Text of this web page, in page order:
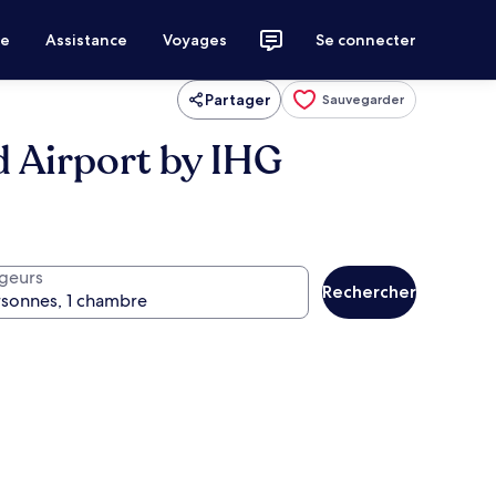
Assistance Voyages Se connecter
Partager Sauvegarder
Airport by IHG
Rechercher